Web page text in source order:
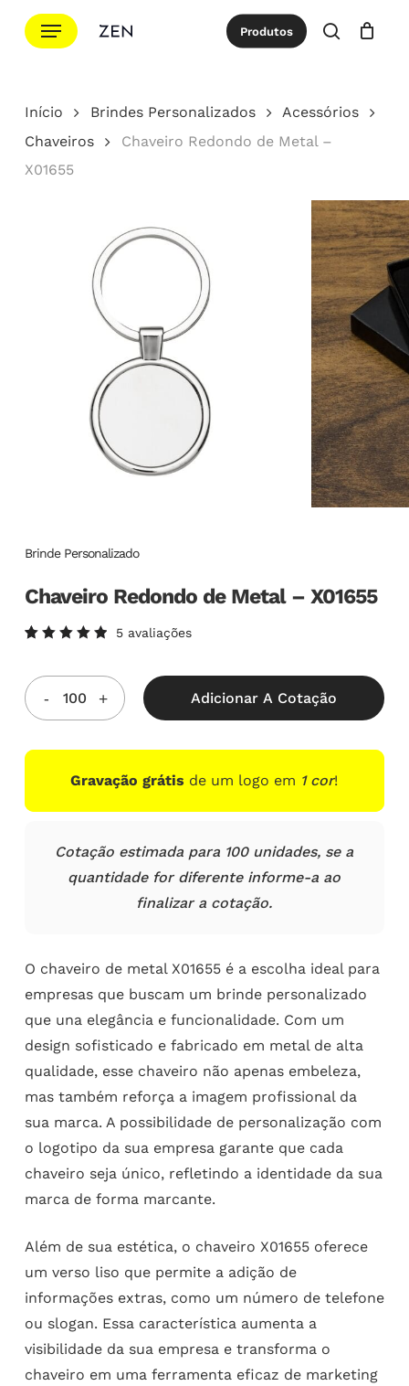
para
principal
Menu Produtos
procurar
Cotação Close
Início Brindes Personalizados
Acessórios
Chaveiros
Chaveiro Redondo de Metal –
X01655
Brinde Personalizado
Chaveiro Redondo de Metal – X01655
5.00de
5, com
baseado
em
clientes
5avaliações
Adicionar A Cotação
Gravação grátis de um logo em 1 cor!
Cotação estimada para 100 unidades, se a
quantidade for diferente informe-a ao
finalizar a cotação.
O chaveiro de metal X01655 é a escolha ideal para
empresas que buscam um brinde personalizado
que una elegância e funcionalidade. Com um
design sofisticado e fabricado em metal de alta
qualidade, esse chaveiro não apenas embeleza,
mas também reforça a imagem profissional da
sua marca. A possibilidade de personalização com
o logotipo da sua empresa garante que cada
chaveiro seja único, refletindo a identidade da sua
marca de forma marcante.
Além de sua estética, o chaveiro X01655 oferece
um verso liso que permite a adição de
informações extras, como um número de telefone
ou slogan. Essa característica aumenta a
visibilidade da sua empresa e transforma o
chaveiro em uma ferramenta eficaz de marketing